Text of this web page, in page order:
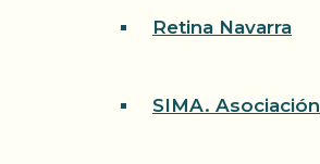
Retina Navarra
SIMA. Asociación